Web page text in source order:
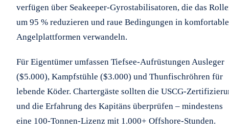
verfügen über Seakeeper-Gyrostabilisatoren, die das
um 95 % reduzieren und raue Bedingungen in komfortable
Angelplattformen verwandeln.
Für Eigentümer umfassen Tiefsee-Aufrüstungen Ausleger
($5.000), Kampfstühle ($3.000) und Thunfischröhren für
lebende Köder. Chartergäste sollten die USCG-
und die Erfahrung des Kapitäns überprüfen – mindestens
eine 100-Tonnen-Lizenz mit 1.000+ Offshore-Stunden.